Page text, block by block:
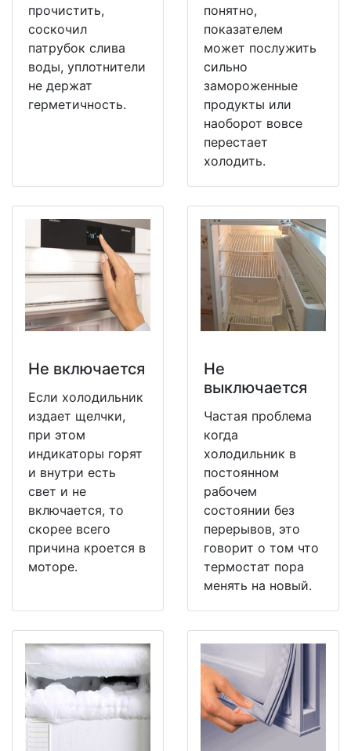
прочистить,
соскочил
патрубок слива
воды, уплотнители
не держат
герметичность.
понятно,
показателем
может послужить
сильно
замороженные
продукты или
наоборот вовсе
перестает
холодить.
Не включается
Если холодильник
издает щелчки,
при этом
индикаторы горят
и внутри есть
свет и не
включается, то
скорее всего
причина кроется в
моторе.
Не
выключается
Частая проблема
когда
холодильник в
постоянном
рабочем
состоянии без
перерывов, это
говорит о том что
термостат пора
менять на новый.